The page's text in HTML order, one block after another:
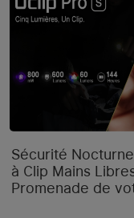
Sécurité
à Clip Mains
Promenade de